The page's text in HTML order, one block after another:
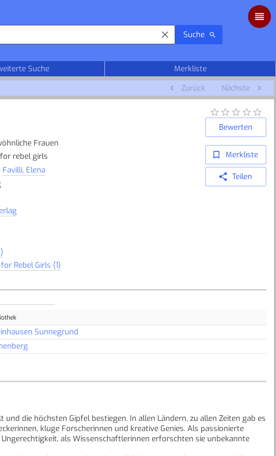
Suche
Suche
Merkliste
Zurück Nächste
Frauen
rebel girls
Favilli, Elena
Rebel Girls (1)
Bewerten
Merkliste
Teilen
Sunnegrund
die höchsten Gipfel bestiegen. In allen Ländern, zu allen Zeiten gab es
kluge Forscherinnen und kreative Genies. Als passionierte
als Wissenschaftlerinnen erforschten sie unbekannte